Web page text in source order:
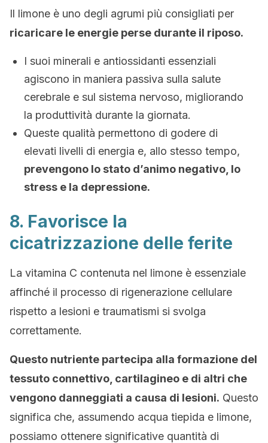
Il limone è uno degli agrumi più consigliati per
ricaricare le energie perse durante il riposo.
I suoi minerali e antiossidanti essenziali
agiscono in maniera passiva sulla salute
cerebrale e sul sistema nervoso, migliorando
la produttività durante la giornata.
Queste qualità permettono di godere di
elevati livelli di energia e, allo stesso tempo,
prevengono lo stato d’animo negativo, lo
stress e la depressione.
8. Favorisce la
cicatrizzazione delle ferite
La vitamina C contenuta nel limone è essenziale
affinché il processo di rigenerazione cellulare
rispetto a lesioni e traumatismi si svolga
correttamente.
Questo nutriente partecipa alla formazione del
tessuto connettivo, cartilagineo e di altri che
vengono danneggiati a causa di lesioni. Questo
significa che, assumendo acqua tiepida e limone,
possiamo ottenere significative quantità di